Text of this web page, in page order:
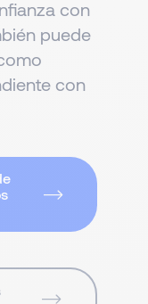
con
puede
con